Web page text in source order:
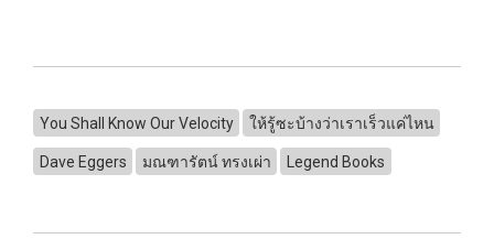
You Shall Know Our Velocity ให้รู้ซะบ้างว่าเราเร็วแค่ไหน
Dave Eggers มณฑารัตน์ ทรงเผ่า Legend Books